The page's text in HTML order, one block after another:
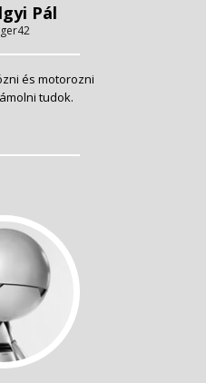
Pál
és motorozni
tudok.